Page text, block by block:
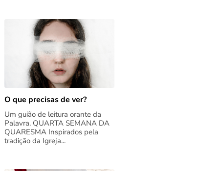
O que precisas de ver?
Um guião de leitura orante da
Palavra. QUARTA SEMANA DA
QUARESMA Inspirados pela
tradição da Igreja...